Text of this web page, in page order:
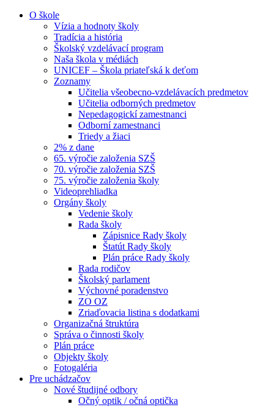
O škole
Vízia a hodnoty školy
Tradícia a história
Školský vzdelávací program
Naša škola v médiách
UNICEF – Škola priateľská k deťom
Zoznamy
Učitelia všeobecno-vzdelávacích predmetov
Učitelia odborných predmetov
Nepedagogickí zamestnanci
Odborní zamestnanci
Triedy a žiaci
2% z dane
65. výročie založenia SZŠ
70. výročie založenia SZŠ
75. výročie založenia školy
Videoprehliadka
Orgány školy
Vedenie školy
Rada školy
Zápisnice Rady školy
Štatút Rady školy
Plán práce Rady školy
Rada rodičov
Školský parlament
Výchovné poradenstvo
ZO OZ
Zriaďovacia listina s dodatkami
Organizačná štruktúra
Správa o činnosti školy
Plán práce
Objekty školy
Fotogaléria
Pre uchádzačov
Nové študijné odbory
Očný optik / očná optička